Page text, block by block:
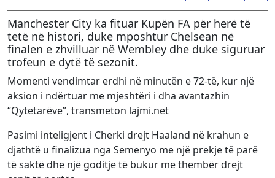
Manchester City ka fituar Kupën FA për herë të
tetë në histori, duke mposhtur Chelsean në
finalen e zhvilluar në Wembley dhe duke siguruar
trofeun e dytë të sezonit.
Momenti vendimtar erdhi në minutën e 72-të, kur një
aksion i ndërtuar me mjeshtëri i dha avantazhin
“Qytetarëve”, transmeton lajmi.net
Pasimi inteligjent i Cherki drejt Haaland në krahun e
djathtë u finalizua nga Semenyo me një prekje të parë
të saktë dhe një goditje të bukur me thembër drejt